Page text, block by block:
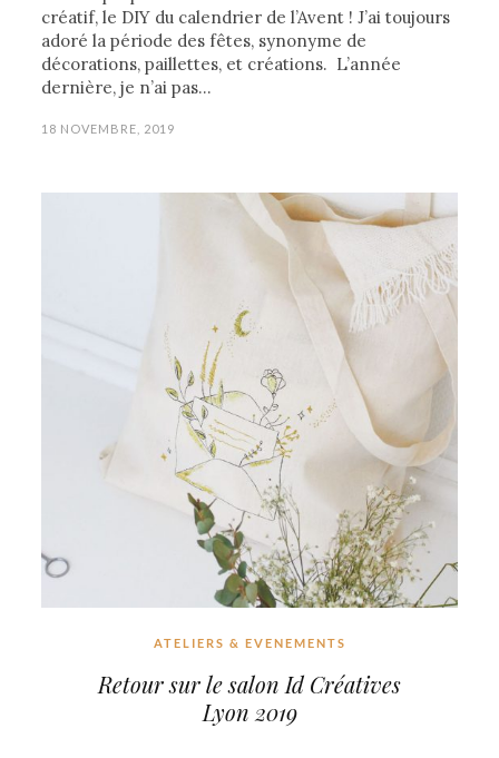
créatif, le DIY du calendrier de l’Avent ! J’ai toujours
adoré la période des fêtes, synonyme de
décorations, paillettes, et créations. L’année
dernière, je n’ai pas…
18 NOVEMBRE, 2019
ATELIERS & EVENEMENTS
Retour sur le salon Id Créatives
Lyon 2019